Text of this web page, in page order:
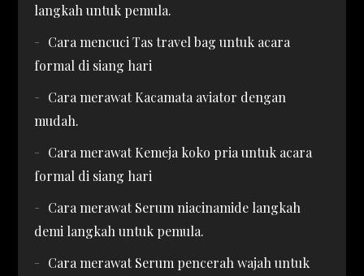
langkah untuk pemula.
Cara mencuci Tas travel bag untuk acara
formal di siang hari
Cara merawat Kacamata aviator dengan
mudah.
Cara merawat Kemeja koko pria untuk acara
formal di siang hari
Cara merawat Serum niacinamide langkah
demi langkah untuk pemula.
Cara merawat Serum pencerah wajah untuk